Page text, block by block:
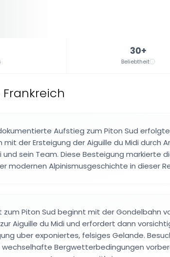
30+
Beliebtheit
Aufstieg zum Piton Sud erfolgte
mit der Ersteigung der Aiguille du Midi durch
und sein Team. Diese Besteigung markierte
modernen Alpinismusgeschichte in dieser
zum Piton Sud beginnt mit der Gondelbahn
Aiguille du Midi und erfordert dann
uber exponiertes, felsiges Gelande.
Bergwetterbedingungen